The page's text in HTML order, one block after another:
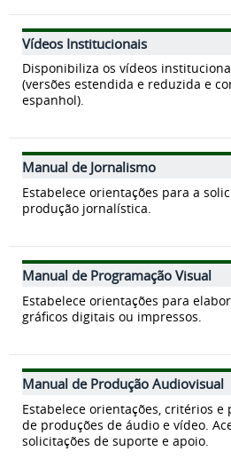
Vídeos Institucionais
Disponibiliza os vídeos
(versões estendida e reduzida e
espanhol).
Manual de Jornalismo
Estabelece orientações para a
produção jornalística.
Manual de Programação Visual
Estabelece orientações para
gráficos digitais ou impressos.
Manual de Produção Audiovisual
Estabelece orientações, critérios e
de produções de áudio e vídeo.
solicitações de suporte e apoio.